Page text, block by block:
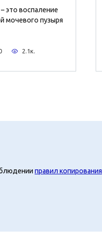
это воспаление
мочевого пузыря
2.1к.
правил копирования